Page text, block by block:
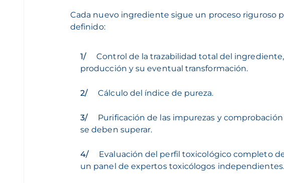
debe
Cada nuevo ingrediente sigue un proceso riguroso
definido:
Control de la trazabilidad total del
producción y su eventual transformación.
Cálculo del índice de pureza.
Purificación de las impurezas y
se deben superar.
Evaluación del perfil toxicológico completo
un panel de expertos toxicólogos independientes.